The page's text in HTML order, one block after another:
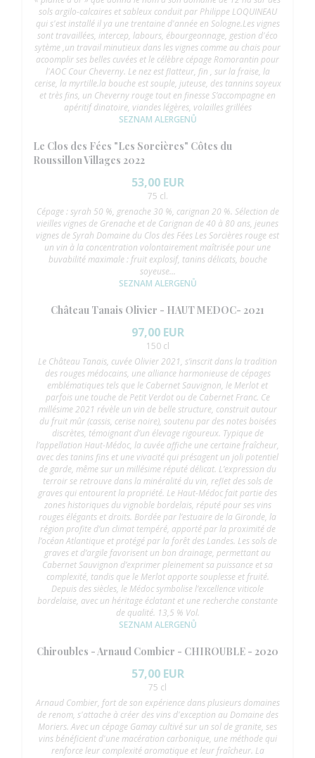
sols argilo-calcaires et sableux conduit par Philippe LOQUINEAU
qui s'est installé il ya une trentaine d'année en Sologne.Les vignes
sont travaillées, intercep, labours, ébourgeonnage, gestion d'éco
sytème ,un travail minutieux dans les vignes comme au chais pour
acoomplir ses belles cuvées et le célèbre cépage Romorantin pour
l'AOC Cour Cheverny. Le nez est flatteur, fin , sur la fraise, la
cerise, la myrtille.la bouche est souple, juteuse, des tannins soyeux
et très fins, un Cheverny rouge tout en finesse S’accompagne en
apéritif dinatoire, viandes légères, volailles grillées
SEZNAM ALERGENŮ
Le Clos des Fées "Les Sorcières" Côtes du
Roussillon Villages 2022
53,00 EUR
75 cl.
Cépage : syrah 50 %, grenache 30 %, carignan 20 %. Sélection de
vieilles vignes de Grenache et de Carignan de 40 à 80 ans, jeunes
vignes de Syrah Domaine du Clos des Fées Les Sorcières rouge est
un vin à la concentration volontairement maîtrisée pour une
buvabilité maximale : fruit explosif, tanins délicats, bouche
soyeuse...
SEZNAM ALERGENŮ
Château Tanais Olivier - HAUT MEDOC- 2021
97,00 EUR
150 cl
Le Château Tanais, cuvée Olivier 2021, s’inscrit dans la tradition
des rouges médocains, une alliance harmonieuse de cépages
emblématiques tels que le Cabernet Sauvignon, le Merlot et
parfois une touche de Petit Verdot ou de Cabernet Franc. Ce
millésime 2021 révèle un vin de belle structure, construit autour
du fruit mûr (cassis, cerise noire), soutenu par des notes boisées
discrètes, témoignant d’un élevage rigoureux. Typique de
l’appellation Haut-Médoc, la cuvée affiche une certaine fraîcheur,
avec des tanins fins et une vivacité qui présagent un joli potentiel
de garde, même sur un millésime réputé délicat. L’expression du
terroir se retrouve dans la minéralité du vin, reflet des sols de
graves qui entourent la propriété. Le Haut-Médoc fait partie des
zones historiques du vignoble bordelais, réputé pour ses vins
rouges élégants et droits. Bordée par l’estuaire de la Gironde, la
région profite d’un climat tempéré, apporté par la proximité de
l’océan Atlantique et protégé par la forêt des Landes. Les sols de
graves et d’argile favorisent un bon drainage, permettant au
Cabernet Sauvignon d’exprimer pleinement sa puissance et sa
complexité, tandis que le Merlot apporte souplesse et fruité.
Depuis des siècles, le Médoc symbolise l’excellence viticole
bordelaise, avec un héritage éclatant et une recherche constante
de qualité. 13,5 % Vol.
SEZNAM ALERGENŮ
Chiroubles - Arnaud Combier - CHIROUBLE - 2020
57,00 EUR
75 cl
Arnaud Combier, fort de son expérience dans plusieurs domaines
de renom, s'attache à créer des vins d'exception au Domaine des
Moriers. Avec un cépage Gamay cultivé sur un sol de granite, ses
vins bénéficient d'une macération carbonique, une méthode qui
renforce leur complexité aromatique et leur fraîcheur. La